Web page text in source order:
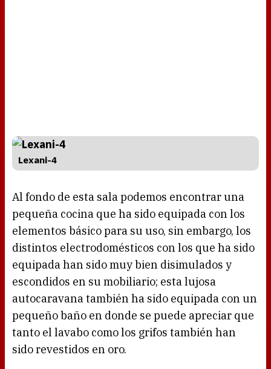
Lexani-4
Al fondo de esta sala podemos encontrar una
pequeña cocina que ha sido equipada con los
elementos básico para su uso, sin embargo, los
distintos electrodomésticos con los que ha sido
equipada han sido muy bien disimulados y
escondidos en su mobiliario; esta lujosa
autocaravana también ha sido equipada con un
pequeño baño en donde se puede apreciar que
tanto el lavabo como los grifos también han
sido revestidos en oro.